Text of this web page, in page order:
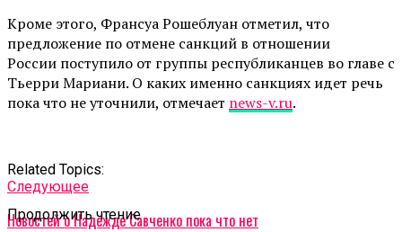
Кроме этого, Франсуа Рошеблуан отметил, что
предложение по отмене санкций в отношении
России поступило от группы республиканцев во главе с
Тьерри Мариани. О каких именно санкциях идет речь
пока что не уточнили, отмечает news-v.ru.
Related Topics:
Cледующее
Новостей о Надежде Савченко пока что нет
Продолжить чтение